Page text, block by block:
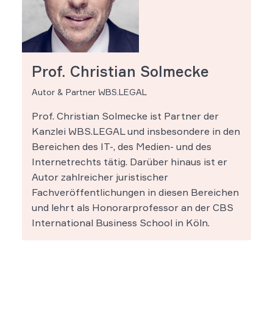
Prof. Christian Solmecke
Autor & Partner WBS.LEGAL
Prof. Christian Solmecke ist Partner der
Kanzlei WBS.LEGAL und insbesondere in den
Bereichen des IT-, des Medien- und des
Internetrechts tätig. Darüber hinaus ist er
Autor zahlreicher juristischer
Fachveröffentlichungen in diesen Bereichen
und lehrt als Honorarprofessor an der CBS
International Business School in Köln.